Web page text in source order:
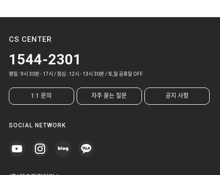
CS CENTER
1544-2301
평일 : 9시 30분 - 17시 / 점심 : 12시 - 13시 30분 / 토,일 공휴일 OFF
1:1 문의 자주 묻는 질문 공지 사항
SOCIAL NETWORK